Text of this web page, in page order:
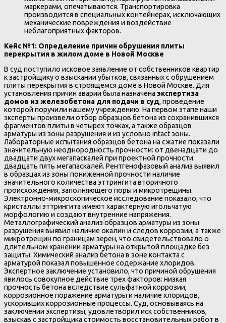
маркерами, опечатываются. Транспортировка
производится в специальных контейнерах, исключающих
механические повреждения и воздействие
неблагоприятных факторов.
Кейс №1: Определение причин обрушения плиты
перекрытия в жилом доме в Новой Москве
В суд поступило исковое заявление от собственников квартир
к застройщику о взыскании убытков, связанных с обрушением
плиты перекрытия в строящемся доме в Новой Москве. Для
установления причин аварии была назначена экспертиза
домов из железобетона для подачи в суд, проведение
которой поручили нашему учреждению. На первом этапе наши
эксперты произвели отбор образцов бетона из сохранившихся
фрагментов плиты в четырех точках, а также образцов
арматуры из зоны разрушения и из условно intact зоны.
Лабораторные испытания образцов бетона на сжатие показали
значительную неоднородность прочности: от двенадцати до
двадцати двух мегапаскалей при проектной прочности
двадцать пять мегапаскалей. Рентгенофазовый анализ выявил
в образцах из зоны пониженной прочности наличие
значительного количества эттрингита вторичного
происхождения, заполняющего поры и микротрещины.
Электронно-микроскопическое исследование показало, что
кристаллы эттрингита имеют характерную игольчатую
морфологию и создают внутренние напряжения.
Металлографический анализ образцов арматуры из зоны
разрушения выявил наличие окалин и следов коррозии, а также
микротрещин по границам зерен, что свидетельствовало о
длительном хранении арматуры на открытой площадке без
защиты. Химический анализ бетона в зоне контакта с
арматурой показал повышенное содержание хлоридов.
Экспертное заключение установило, что причиной обрушения
явилось совокупное действие трех факторов: низкая
прочность бетона вследствие сульфатной коррозии,
коррозионное поражение арматуры и наличие хлоридов,
ускоривших коррозионные процессы. Суд, основываясь на
заключении экспертизы, удовлетворил иск собственников,
взыскав с застройщика стоимость восстановительных работ в